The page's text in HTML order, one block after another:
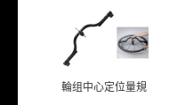
輪组中心定位量規